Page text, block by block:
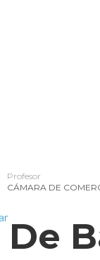
Financieros
Profesor
CÁMARA DE